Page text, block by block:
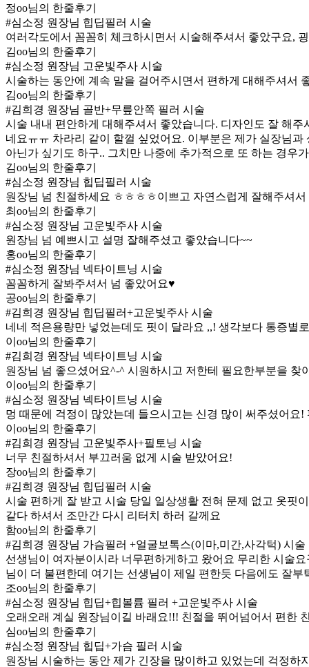
정oo님의 한줄후기
#심소정 원장님 힙딥필러 시술
여러각도에서 꼼꼼히 체크하시면서 시술해주셔서 좋았구요,
김oo님의 한줄후기
#심소정 원장님 고운빛주사 시술
시술하는 동안에 계속 말을 걸어주시면서 편하게 대해주셔서
김oo님의 한줄후기
#김희경 원장님 골반+무릎안쪽 필러 시술
시술 내내 편안하게 대해주셔서 좋았습니다. 디자인도 잘 해
네요ㅠㅠ 차라리 같이 할껄 싶었어요. 이부분은 제가 실장님
아닌가 싶기도 하구.. 그치만 나중에 추가적으로 또 하는 경우
김oo님의 한줄후기
#심소정 원장님 힙딥필러 시술
원장님 넘 친절하세요 ㅎㅎㅎㅎ이쁘고 자연스럽게 잘해주셔
최oo님의 한줄후기
#심소정 원장님 고운빛주사 시술
원장님 넘 예쁘시고 설명 잘해주셨고 좋았습니다~~
홍oo님의 한줄후기
#심소정 원장님 넥타이트닝 시술
꼼꼼하게 잘봐주셔서 넘 좋았어요♥
공oo님의 한줄후기
#김희경 원장님 힙딥필러+고운빛주사 시술
네네 적은용량만 넣었는데도 핏이 달라요 ,,! 생각보다 통증별
이oo님의 한줄후기
#김희경 원장님 넥타이트닝 시술
원장님 넘 좋으셨어요^-^ 시원하시고 저한테 필요한부분을 찾
이oo님의 한줄후기
#심소정 원장님 넥타이트닝 시술
멍 때문에 걱정이 많았는데 들으시고는 신경 많이 써주셨어
이oo님의 한줄후기
#김희경 원장님 고운빛주사+필토닝 시술
너무 친절하셔서 부끄러움 없게 시술 받았어요!
장oo님의 한줄후기
#김희경 원장님 힙딥필러 시술
시술 편하게 잘 받고 시술 당일 일상생활 전혀 문제 없고 옷핏
같다 하셔서 조만간 다시 리터치 하러 갈께요
함oo님의 한줄후기
#김희경 원장님 가슴필러 +얼굴보톡스(이마,미간,사각턱) 시술
선생님이 여자분이시라 너무편하게하고 왔어요 무리한 시술
님이 더 불편한데 여기는 선생님이 제일 편한듯 다음에도 잘부
조oo님의 한줄후기
#심소정 원장님 힙딥+힙볼륨 필러 +고운빛주사 시술
오래오래 계실 원장님이길 바래요!!! 친절을 뛰어넘어서 편한
심oo님의 한줄후기
#심소정 원장님 힙딥+가슴 필러 시술
원장님 시술하는 동안 제가 긴장을 많이하고 있었는데 걱정